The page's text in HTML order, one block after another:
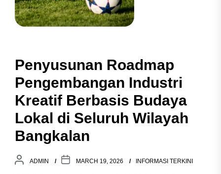
Penyusunan Roadmap
Pengembangan Industri
Kreatif Berbasis Budaya
Lokal di Seluruh Wilayah
Bangkalan
ADMIN MARCH 19, 2026 INFORMASI TERKINI